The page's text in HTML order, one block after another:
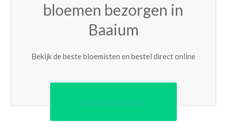
bloemen bezorgen in
Baaium
Bekijk de beste bloemisten en bestel direct online
Snel bestellen